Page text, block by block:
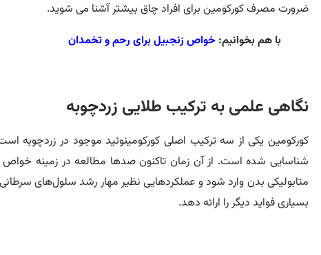
ضرورت مصرف کورکومین برای افراد چاق بیشتر آشنا می شوید.
با هم بخوانیم: خواص زنجبیل برای رحم و تخمدان
نگاهی علمی‌ به ترکیب طلایی زردچوبه
شناسایی شده است. از آن زمان تاکنون صدها مطالعه در زمینه‌
متابولیکی بدن وارد شود و عملکردهایی نظیر مهار رشد سلول‌های
بسیاری فواید دیگر را ارائه دهد.